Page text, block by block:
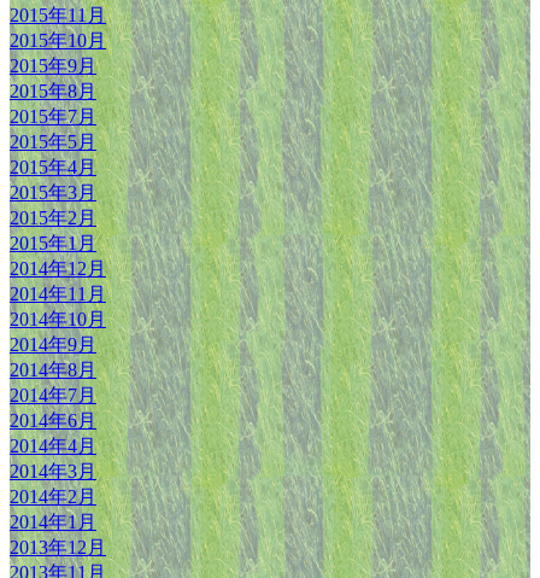
2015年11月
2015年10月
2015年9月
2015年8月
2015年7月
2015年5月
2015年4月
2015年3月
2015年2月
2015年1月
2014年12月
2014年11月
2014年10月
2014年9月
2014年8月
2014年7月
2014年6月
2014年4月
2014年3月
2014年2月
2014年1月
2013年12月
2013年11月